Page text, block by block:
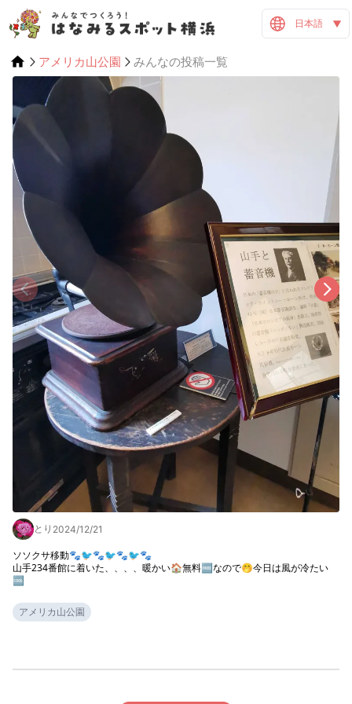
日本語
アメリカ山公園 みんなの投稿一覧
とり 2024/12/21
ソソクサ移動🐾🐦🐾🐦🐾🐦🐾
山手234番館に着いた、、、、暖かい🏠無料🆓なので🤭今日は風が冷たい
🆒
アメリカ山公園